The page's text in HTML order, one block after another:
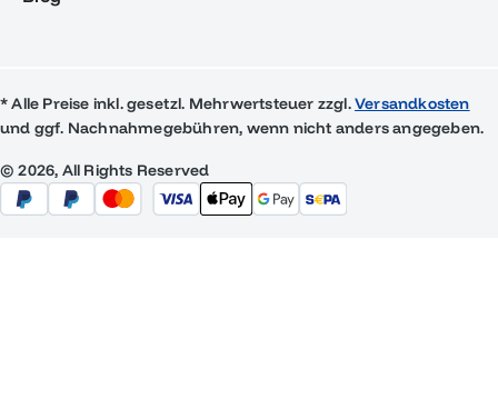
* Alle Preise inkl. gesetzl. Mehrwertsteuer zzgl.Versandkosten
und ggf. Nachnahmegebühren, wenn nicht anders angegeben.
© 2026, All Rights Reserved